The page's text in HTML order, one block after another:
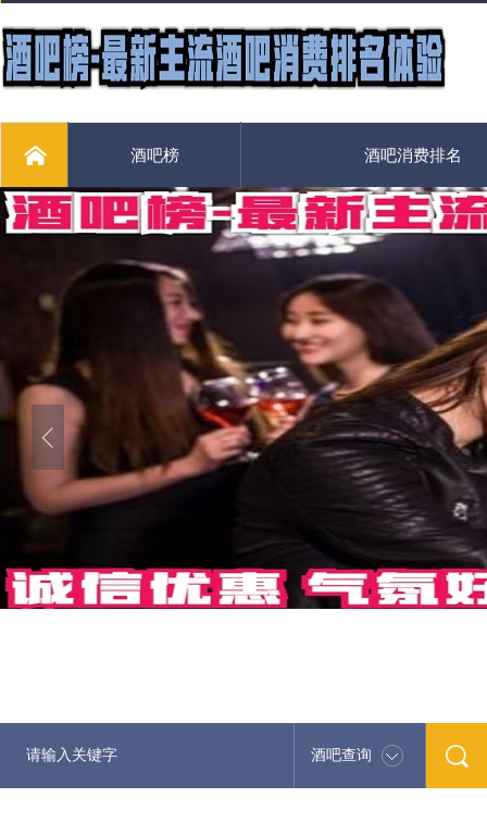
酒吧榜 酒吧消费排名
酒吧查询